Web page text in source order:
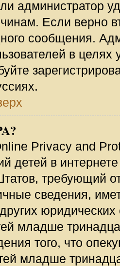
администратор
Если верно
сообщения.
в
Privacy and
детей в
требующий
сведения,
младше
того, что
младше